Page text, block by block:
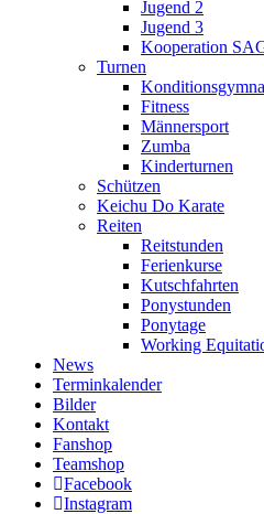
Jugend 2
Jugend 3
Kooperation
Turnen
Fitness
Männersport
Zumba
Kinderturnen
Schützen
Keichu Do Karate
Reiten
Reitstunden
Ferienkurse
Kutschfahrten
Ponystunden
Ponytage
Working
News
Terminkalender
Bilder
Kontakt
Fanshop
Teamshop
Facebook
Instagram